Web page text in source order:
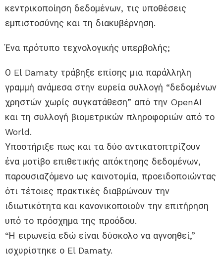
κεντρικοποίηση δεδομένων, τις υποθέσεις
εμπιστοσύνης και τη διακυβέρνηση.
Ένα πρότυπο τεχνολογικής υπερβολής;
Ο El Damaty τράβηξε επίσης μια παράλληλη
γραμμή ανάμεσα στην ευρεία συλλογή “δεδομένων
χρηστών χωρίς συγκατάθεση” από την OpenAI
και τη συλλογή βιομετρικών πληροφοριών από το
World.
Υποστήριξε πως και τα δύο αντικατοπτρίζουν
ένα μοτίβο επιθετικής απόκτησης δεδομένων,
παρουσιαζόμενο ως καινοτομία, προειδοποιώντας
ότι τέτοιες πρακτικές διαβρώνουν την
ιδιωτικότητα και κανονικοποιούν την επιτήρηση
υπό το πρόσχημα της προόδου.
“Η ειρωνεία εδώ είναι δύσκολο να αγνοηθεί,”
ισχυρίστηκε ο El Damaty.